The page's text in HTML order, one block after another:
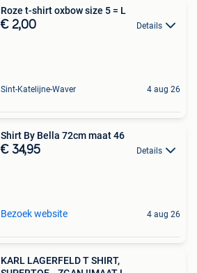
Roze t-shirt oxbow size 5 = L
€ 2,00 Details
Sint-Katelijne-Waver 4 aug 26
Shirt By Bella 72cm maat 46
€ 34,95 Details
Bezoek website 4 aug 26
KARL LAGERFELD T SHIRT,